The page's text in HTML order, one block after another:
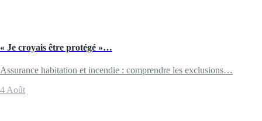
« Je croyais être protégé »…
Assurance habitation et incendie : comprendre les exclusions…
4 Août